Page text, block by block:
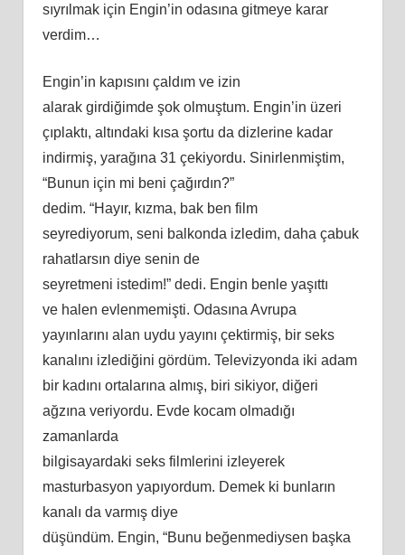
sıyrılmak için Engin’in odasına gitmeye karar
verdim…
Engin’in kapısını çaldım ve izin
alarak girdiğimde şok olmuştum. Engin’in üzeri
çıplaktı, altındaki kısa şortu da dizlerine kadar
indirmiş, yarağına 31 çekiyordu. Sinirlenmiştim,
“Bunun için mi beni çağırdın?”
dedim. “Hayır, kızma, bak ben film
seyrediyorum, seni balkonda izledim, daha çabuk
rahatlarsın diye senin de
seyretmeni istedim!” dedi. Engin benle yaşıttı
ve halen evlenmemişti. Odasına Avrupa
yayınlarını alan uydu yayını çektirmiş, bir seks
kanalını izlediğini gördüm. Televizyonda iki adam
bir kadını ortalarına almış, biri sikiyor, diğeri
ağzına veriyordu. Evde kocam olmadığı
zamanlarda
bilgisayardaki seks filmlerini izleyerek
masturbasyon yapıyordum. Demek ki bunların
kanalı da varmış diye
düşündüm. Engin, “Bunu beğenmediysen başka